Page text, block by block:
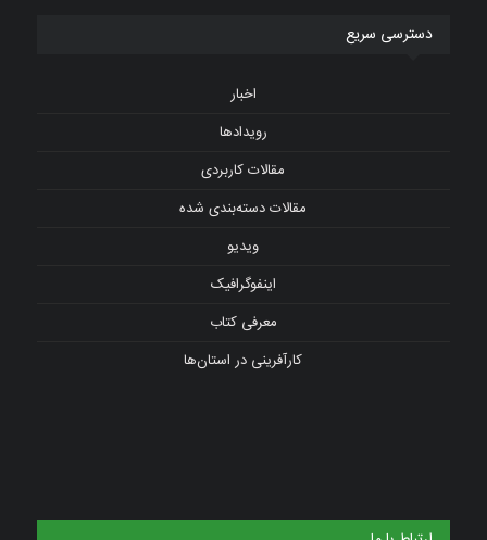
دسترسی سریع
اخبار
رویدادها
مقالات کاربردی
مقالات دسته‌بندی شده
ویدیو
اینفوگرافیک
معرفی کتاب
کارآفرینی در استان‌ها